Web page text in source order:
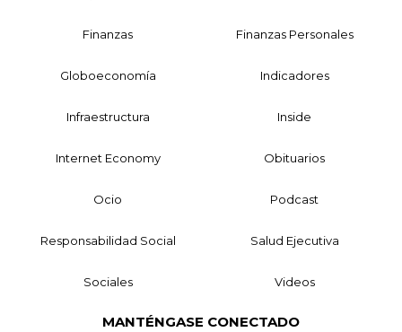
Finanzas Finanzas Personales
Globoeconomía Indicadores
Infraestructura Inside
Internet Economy Obituarios
Ocio Podcast
Responsabilidad Social Salud Ejecutiva
Sociales Videos
MANTÉNGASE CONECTADO